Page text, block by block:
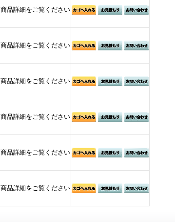
商品詳細をご覧ください
商品詳細をご覧ください
商品詳細をご覧ください
商品詳細をご覧ください
商品詳細をご覧ください
商品詳細をご覧ください